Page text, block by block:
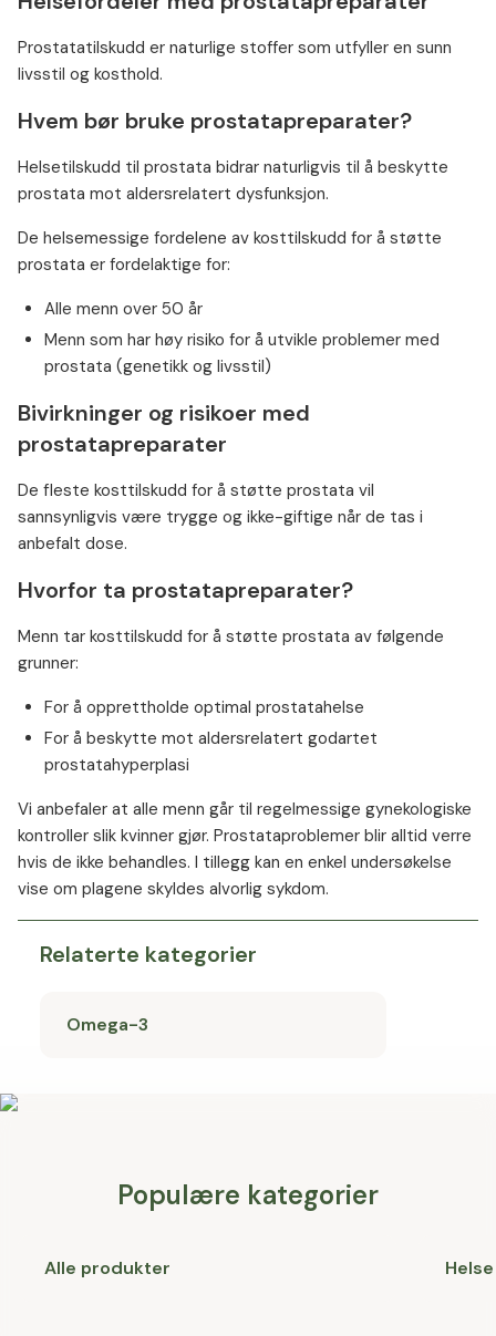
Prostatatilskudd er naturlige stoffer som utfyller en sunn
livsstil og kosthold.
Hvem bør bruke prostatapreparater?
Helsetilskudd til prostata bidrar naturligvis til å beskytte
prostata mot aldersrelatert dysfunksjon.
De helsemessige fordelene av kosttilskudd for å støtte
prostata er fordelaktige for:
Alle menn over 50 år
Menn som har høy risiko for å utvikle problemer med
prostata (genetikk og livsstil)
Bivirkninger og risikoer med
prostatapreparater
De fleste kosttilskudd for å støtte prostata vil
sannsynligvis være trygge og ikke-giftige når de tas i
anbefalt dose.
Hvorfor ta prostatapreparater?
Menn tar kosttilskudd for å støtte prostata av følgende
grunner:
For å opprettholde optimal prostatahelse
For å beskytte mot aldersrelatert godartet
prostatahyperplasi
Vi anbefaler at alle menn går til regelmessige gynekologiske
kontroller slik kvinner gjør. Prostataproblemer blir alltid verre
hvis de ikke behandles. I tillegg kan en enkel undersøkelse
vise om plagene skyldes alvorlig sykdom.
Relaterte kategorier
Omega-3
Populære kategorier
Alle produkter Helse